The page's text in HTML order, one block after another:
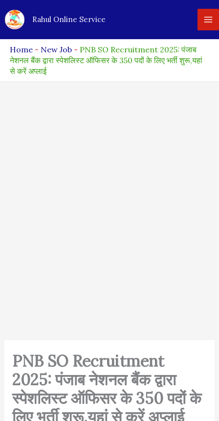
to
Rahul Online Service
Home - New Job - PNB SO Recruitment 2025: पंजाब
नेशनल बैंक द्वारा स्पेशलिस्ट ऑफिसर के 350 पदों के लिए भर्ती शुरू,यहां
से करें अप्लाई
PNB SO Recruitment
2025: पंजाब नेशनल बैंक द्वारा
स्पेशलिस्ट ऑफिसर के 350 पदों के
लिए भर्ती शुरू,यहां से करें अप्लाई